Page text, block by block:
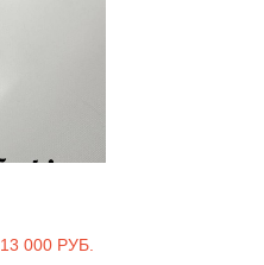
13 000 РУБ.